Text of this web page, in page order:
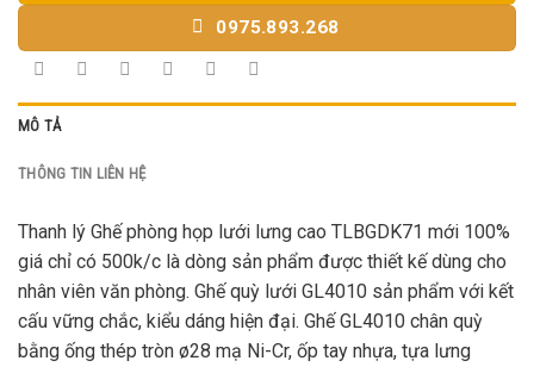
0975.893.268
MÔ TẢ
THÔNG TIN LIÊN HỆ
Thanh lý Ghế phòng họp lưới lưng cao TLBGDK71 mới 100%
giá chỉ có 500k/c là dòng sản phẩm được thiết kế dùng cho
nhân viên văn phòng. Ghế quỳ lưới GL4010 sản phẩm với kết
cấu vững chắc, kiểu dáng hiện đại. Ghế GL4010 chân quỳ
bằng ống thép tròn ø28 mạ Ni-Cr, ốp tay nhựa, tựa lưng